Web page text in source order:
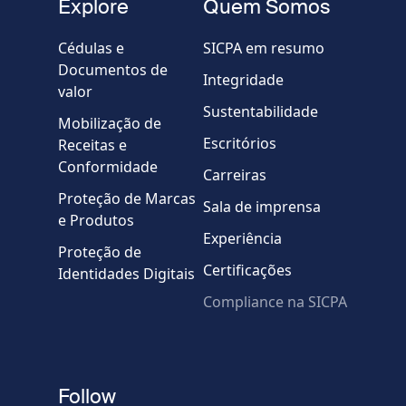
Country
Mensagem
* Campos obrigatórios
Explore
Cédulas e
Documentos de
valor
Mobilização de
Receitas e
Conformidade
Proteção de Marcas
e Produtos
Proteção de
Identidades Digitais
Quem Somos
SICPA em resumo
Integridade
Sustentabilidade
Escritórios
Carreiras
Sala de imprensa
Experiência
Certificações
Compliance na SICPA
Follow